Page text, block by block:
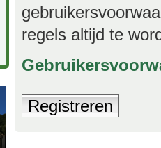
regels altijd te
Registreren